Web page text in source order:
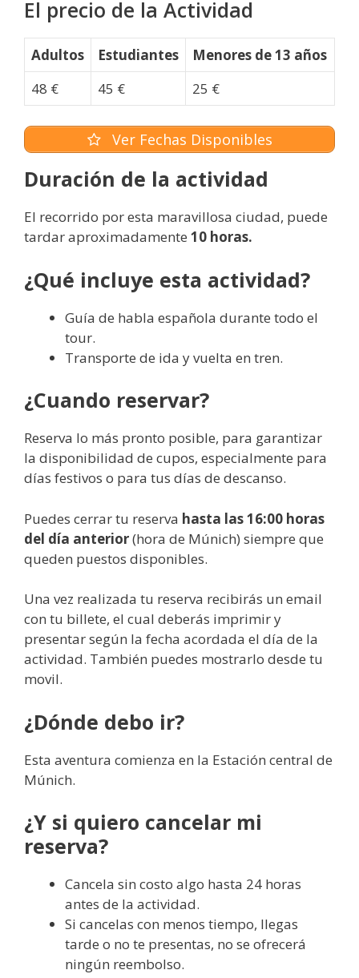
El precio de la Actividad
Adultos Estudiantes
Menores de 13 años
48 €
45 € 25 €
Ver Fechas Disponibles
Duración de la actividad
El recorrido por esta maravillosa ciudad, puede
tardar aproximadamente 10 horas.
¿Qué incluye esta actividad?
Guía de habla española durante todo el
tour.
Transporte de ida y vuelta en tren.
¿Cuando reservar?
Reserva lo más pronto posible, para garantizar
la disponibilidad de cupos, especialmente para
días festivos o para tus días de descanso.
Puedes cerrar tu reserva hasta las 16:00 horas
del día anterior(hora de Múnich) siempre que
queden puestos disponibles.
Una vez realizada tu reserva recibirás un email
con tu billete, el cual deberás imprimir y
presentar según la fecha acordada el día de la
actividad. También puedes mostrarlo desde tu
movil.
¿Dónde debo ir?
Esta aventura comienza en la Estación central de
Múnich.
¿Y si quiero cancelar mi
reserva?
Cancela sin costo algo hasta 24 horas
antes de la actividad.
Si cancelas con menos tiempo, llegas
tarde o no te presentas, no se ofrecerá
ningún reembolso.